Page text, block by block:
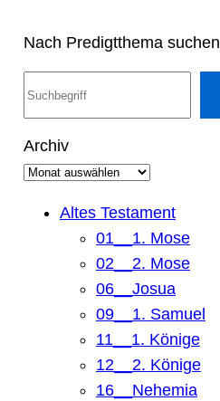
Nach Predigtthema suchen
h
e
Archiv
Altes Testament
01__1. Mose
02__2. Mose
06__Josua
09__1. Samuel
11__1. Könige
12__2. Könige
16__Nehemia